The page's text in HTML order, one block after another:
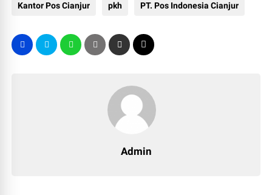
Kantor Pos Cianjur pkh PT. Pos Indonesia Cianjur
Admin